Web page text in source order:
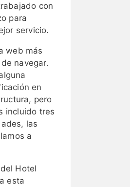
con
para
servicio.
web más
navegar.
en
pero
incluido tres
las
a
Hotel
esta